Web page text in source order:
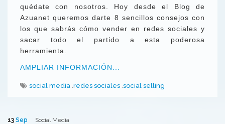
quédate con nosotros. Hoy desde el Blog de
Azuanet queremos darte 8 sencillos consejos con
los que sabrás cómo vender en redes sociales y
sacar todo el partido a esta poderosa
herramienta.
AMPLIAR INFORMACIÓN...
social media redes sociales social selling
13 Sep Social Media